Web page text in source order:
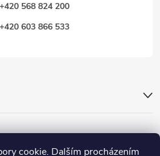
cookie. Dalším procházením
+420 568 824 200
+420 603 866 533